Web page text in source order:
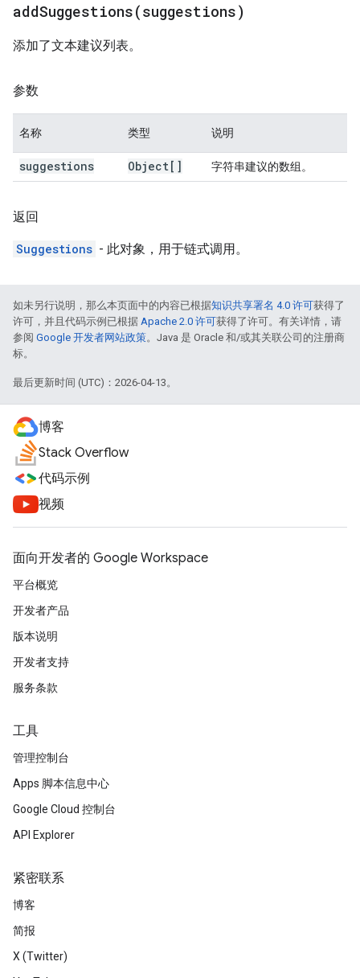
addSuggestions(suggestions)
添加了文本建议列表。
参数
名称 类型 说明
suggestions Object[] 字符串建议的数组。
返回
Suggestions - 此对象，用于链式调用。
如未另行说明，那么本页面中的内容已根据知识共享署名 4.0 许可获得了
许可，并且代码示例已根据 Apache 2.0 许可获得了许可。有关详情，请
参阅 Google 开发者网站政策。Java 是 Oracle 和/或其关联公司的注册商
标。
最后更新时间 (UTC)：2026-04-13。
博客
Stack Overflow
代码示例
视频
面向开发者的 Google Workspace
平台概览
开发者产品
版本说明
开发者支持
服务条款
工具
管理控制台
Apps 脚本信息中心
Google Cloud 控制台
API Explorer
紧密联系
博客
简报
X (Twitter)